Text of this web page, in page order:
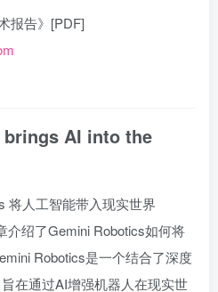
报告》[PDF]
AI into the
将人工智能带入现实世界
介绍了Gemini Robotics如何将
Robotics是一个结合了深度
在通过AI增强机器人在现实世